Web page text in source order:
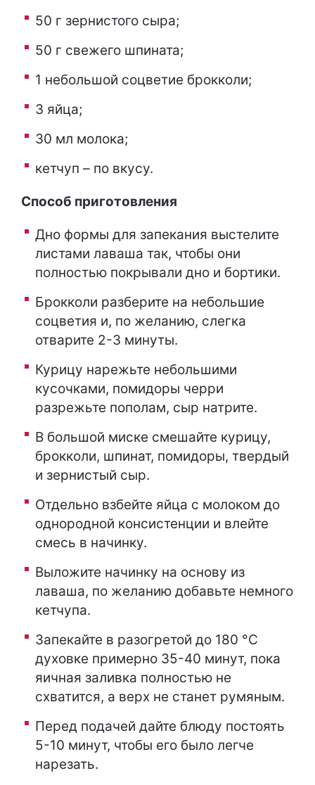
50 г зернистого сыра;
50 г свежего шпината;
1 небольшой соцветие брокколи;
3 яйца;
30 мл молока;
кетчуп – по вкусу.
Способ приготовления
Дно формы для запекания выстелите
листами лаваша так, чтобы они
полностью покрывали дно и бортики.
Брокколи разберите на небольшие
соцветия и, по желанию, слегка
отварите 2-3 минуты.
Курицу нарежьте небольшими
кусочками, помидоры черри
разрежьте пополам, сыр натрите.
В большой миске смешайте курицу,
брокколи, шпинат, помидоры, твердый
и зернистый сыр.
Отдельно взбейте яйца с молоком до
однородной консистенции и влейте
смесь в начинку.
Выложите начинку на основу из
лаваша, по желанию добавьте немного
кетчупа.
Запекайте в разогретой до 180 °C
духовке примерно 35-40 минут, пока
яичная заливка полностью не
схватится, а верх не станет румяным.
Перед подачей дайте блюду постоять
5-10 минут, чтобы его было легче
нарезать.